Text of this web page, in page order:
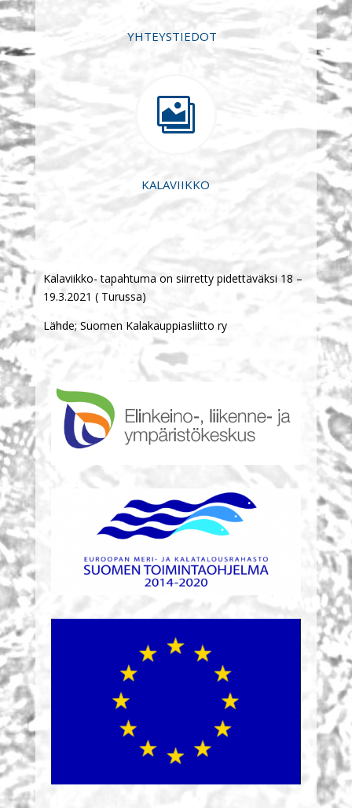
YHTEYSTIEDOT

KALAVIIKKO
Kalaviikko- tapahtuma on siirretty pidettäväksi 18 –
19.3.2021 ( Turussa)
Lähde; Suomen Kalakauppiasliitto ry